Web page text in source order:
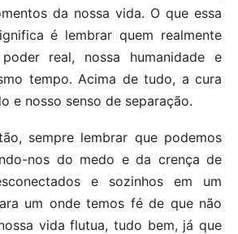
da nossa vida. O que essa
é lembrar quem realmente
real, nossa humanidade e
tempo. Acima de tudo, a cura
e nosso senso de separação.
sempre lembrar que podemos
nos do medo e da crença de
e sozinhos em um
um onde temos fé de que não
vida flutua, tudo bem, já que